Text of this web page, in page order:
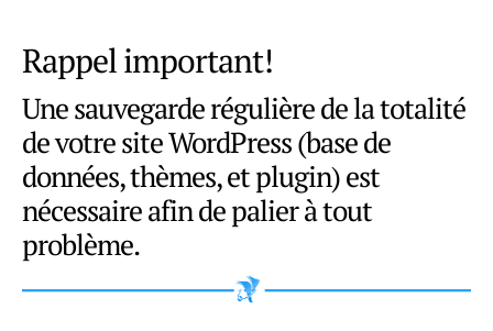
Rappel important!
Une sauvegarde régulière de la totalité
de votre site WordPress (base de
données, thèmes, et plugin) est
nécessaire afin de palier à tout
problème.